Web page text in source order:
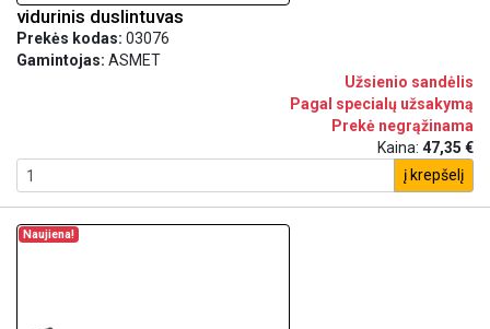
vidurinis duslintuvas
Prekės kodas: 03076
Gamintojas: ASMET
Užsienio sandėlis
Pagal specialų užsakymą
Prekė negrąžinama
Kaina: 47,35 €
į krepšelį
Naujiena!